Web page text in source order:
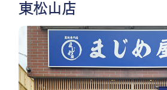
東松山店